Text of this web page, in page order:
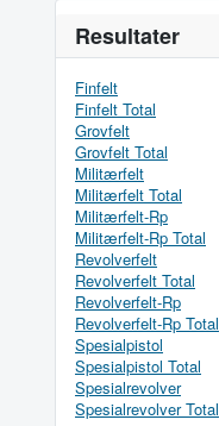
Resultater
Finfelt
Finfelt Total
Grovfelt
Grovfelt Total
Militærfelt
Militærfelt Total
Militærfelt-Rp
Militærfelt-Rp Total
Revolverfelt
Revolverfelt Total
Revolverfelt-Rp
Revolverfelt-Rp Total
Spesialpistol
Spesialpistol Total
Spesialrevolver
Spesialrevolver Total